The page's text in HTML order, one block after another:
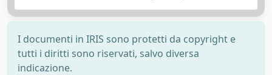
I documenti in IRIS sono protetti da copyright e
tutti i diritti sono riservati, salvo diversa
indicazione.